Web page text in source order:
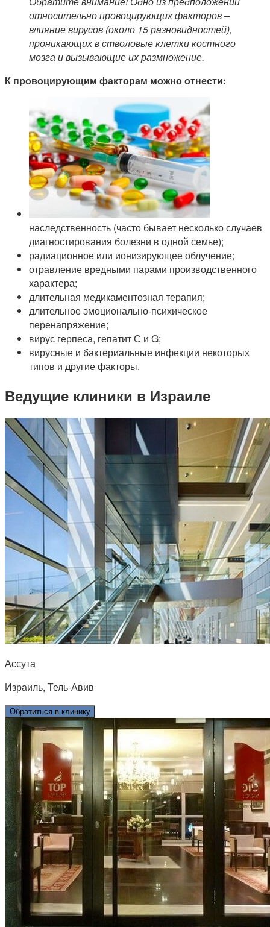
относительно провоцирующих факторов –
влияние вирусов (около 15 разновидностей),
проникающих в стволовые клетки костного
мозга и вызывающие их размножение.
К провоцирующим факторам можно отнести:
наследственность (часто бывает несколько случаев
диагностирования болезни в одной семье);
радиационное или ионизирующее облучение;
отравление вредными парами производственного
характера;
длительная медикаментозная терапия;
длительное эмоционально-психическое
перенапряжение;
вирус герпеса, гепатит С и G;
вирусные и бактериальные инфекции некоторых
типов и другие факторы.
Ведущие клиники в Израиле
Ассута
Израиль, Тель-Авив
Обратиться в клинику